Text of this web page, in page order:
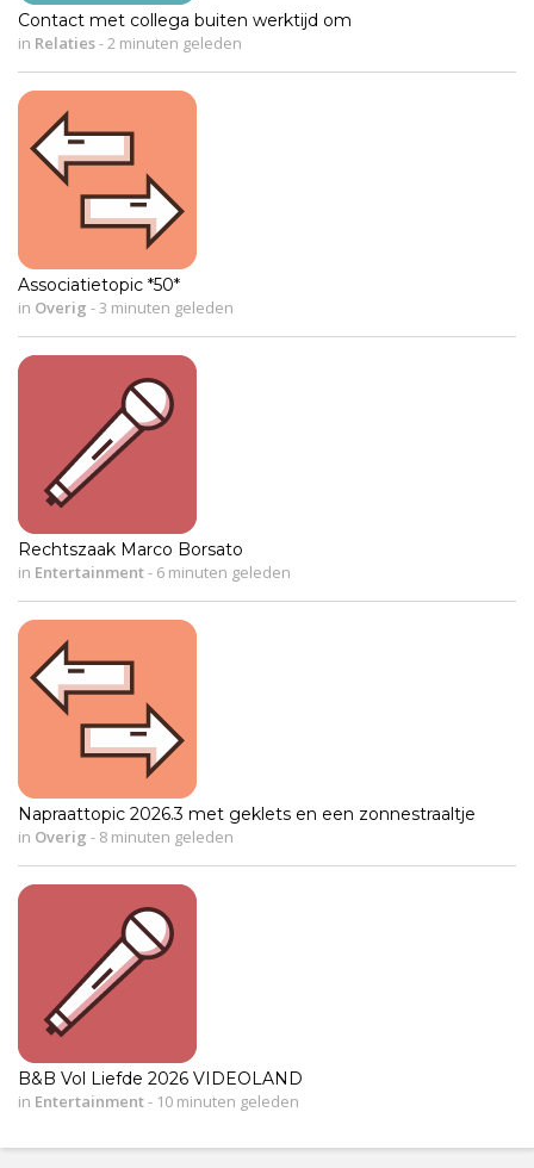
Contact met collega buiten werktijd om
in Relaties-2 minuten geleden
Associatietopic *50*
in Overig -3 minuten geleden
Rechtszaak Marco Borsato
in Entertainment- 6 minuten geleden
Napraattopic 2026.3 met geklets en een zonnestraaltje
in Overig - 8 minuten geleden
B&B Vol Liefde 2026 VIDEOLAND
in Entertainment- 10 minuten geleden